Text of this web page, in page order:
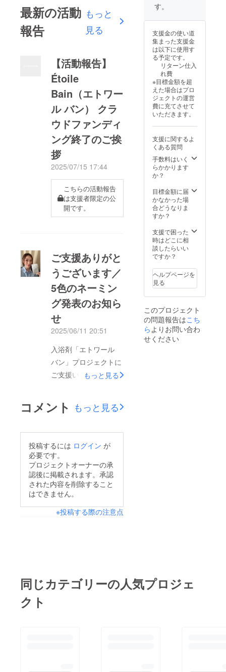
最新の活動
報告
もっと
見る
【活動報告】
Étoile
Bain（エトワー
ル バン） クラ
ウドファンディ
ング終了のご挨
拶
2025/07/15 17:44
こちらの活動報告
は支援者限定の公
開です。
ご支援ありがと
うございます／
5色のネーミン
グ発表のお知ら
せ
2025/06/11 20:51
入浴剤「エトワール
バン」プロジェクトに
ご支援いただいた皆さ
ントも一つひとつ大切
共感してくださる方が
多くいらっしゃること
に、心から感謝してお
ります。現在、入浴剤
の試作品をテストしな
がら、「どんな香りが
ただいた皆さまと一緒
に考えていければと考
もっと見る
コメント もっと見る
投稿するには ログイン が
必要です。
プロジェクトオーナーの承
認後に掲載されます。承認
された内容を削除すること
はできません。
※投稿する際の注意点
るメー
確認く
ださ
い。
時、必
欄に希
望され
るお名
前をご
記入く
い。 ロ
ゴやバ
ナーな
どの画
像の受
け渡し
ては、
プロ
ジェク
ト終了
後にお
るメー
ルをご
確認く
ださ
を掲載
す。 ・
掲載期
間：
2025年
10月1
2025年
12月26
日まで
の3ヶ月
間 ・掲
載方
字もし
くはロ
ゴ／バ
ナーの
掲載 ・
時、必
ず備考
欄に希
望され
前をご
記入く
ださ
い。 ロ
ナーな
どの画
像の受
け渡し
ては、
プロ
ジェク
ト終了
後にお
費・滞
リター
ン金額
に含ま
れてい
ます。
量：入
浴剤100
袋 【御
社HP・
広報誌
での紹
訪問時
の様子
を公式
に撮影
し、御
報誌に
掲載で
きる権
利で
権利履
行有効
期限：
2025年
まで
・支援
者様と
の連絡
詳細は
メール
で連絡
しま
す。
ゴ／バ
ナーの
す。
支援金の使い道
集まった支援金
は以下に使用す
る予定です。
リターン仕入
れ費
※目標金額を超
えた場合はプロ
ジェクトの運営
費に充てさせて
いただきます。
支援に関するよ
くある質問
手数料はいく
らかかります
か？
目標金額に届
かなかった場
合どうなりま
すか？
支援で困った
時はどこに相
談したらいい
ですか？
ヘルプページを
見る
このプロジェクト
の問題報告はこち
ら よりお問い合わ
せください
同じカテゴリーの人気プロジェ
クト